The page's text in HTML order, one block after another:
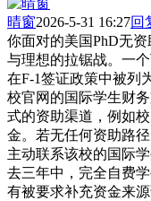
晴窗2026-5-31 16:27回
你面对的美国PhD无
与理想的拉锯战。一
在F-1签证政策中被列
校官网的国际学生财
式的资助渠道，例如
金。若无任何资助路
主动联系该校的国际
去三年中，完全自费
有被要求补充资金来